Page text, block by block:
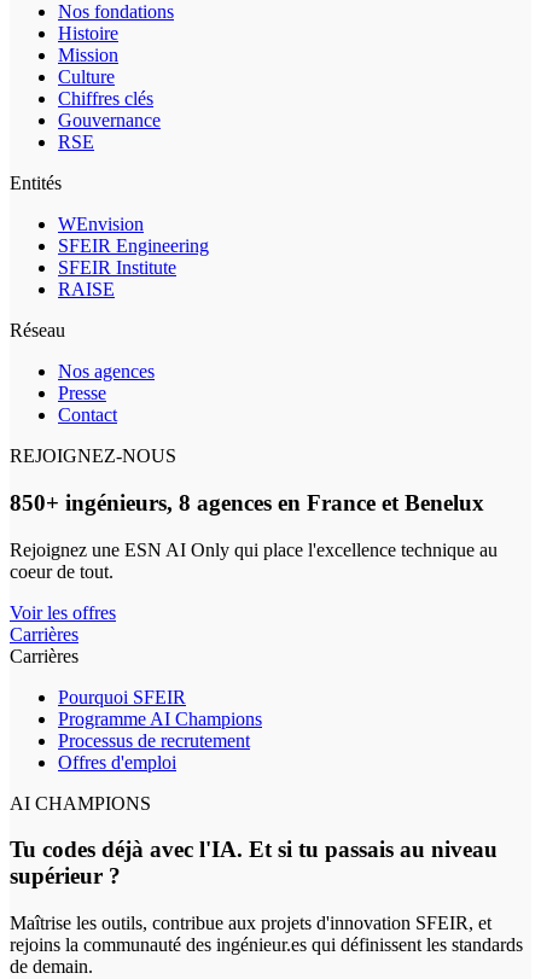
Nos fondations
Histoire
Mission
Culture
Chiffres clés
Gouvernance
RSE
Entités
WEnvision
SFEIR Engineering
SFEIR Institute
RAISE
Réseau
Nos agences
Presse
Contact
REJOIGNEZ-NOUS
850+ ingénieurs, 8 agences en France et Benelux
Rejoignez une ESN AI Only qui place l'excellence technique au
coeur de tout.
Voir les offres
Carrières
Carrières
Pourquoi SFEIR
Programme AI Champions
Processus de recrutement
Offres d'emploi
AI CHAMPIONS
Tu codes déjà avec l'IA. Et si tu passais au niveau
supérieur ?
Maîtrise les outils, contribue aux projets d'innovation SFEIR, et
rejoins la communauté des ingénieur.es qui définissent les standards
de demain.